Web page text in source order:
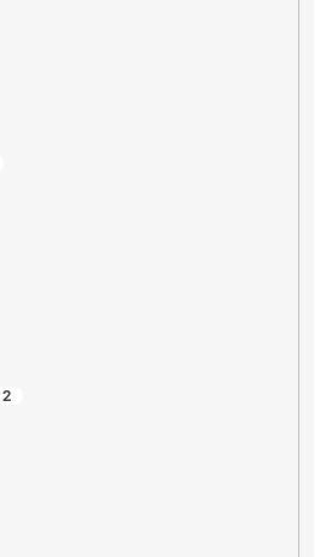
2